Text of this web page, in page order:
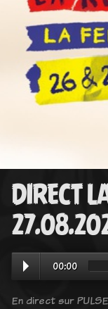
DIRECT
00:00
En direct sur